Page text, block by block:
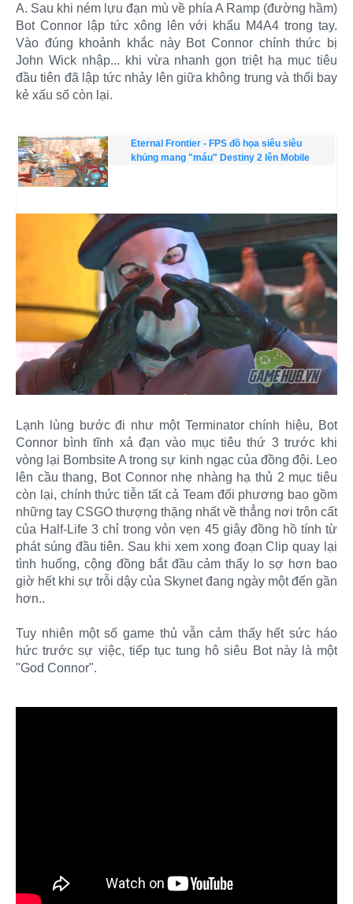
A. Sau khi ném lựu đạn mù về phía A Ramp (đường hầm)
Bot Connor lập tức xông lên với khẩu M4A4 trong tay.
Vào đúng khoảnh khắc này Bot Connor chính thức bị
John Wick nhập... khi vừa nhanh gọn triệt hạ mục tiêu
đầu tiên đã lập tức nhảy lên giữa không trung và thổi bay
kẻ xấu số còn lại.
Eternal Frontier - FPS đồ họa siêu siêu
khủng mang "máu" Destiny 2 lên Mobile
Lạnh lùng bước đi như một Terminator chính hiệu, Bot
Connor bình tĩnh xả đạn vào mục tiêu thứ 3 trước khi
vòng lại Bombsite A trong sự kinh ngạc của đồng đội. Leo
lên cầu thang, Bot Connor nhẹ nhàng hạ thủ 2 mục tiêu
còn lại, chính thức tiễn tất cả Team đối phương bao gồm
những tay CSGO thượng thặng nhất về thẳng nơi trôn cất
của Half-Life 3 chỉ trong vỏn vẹn 45 giây đồng hồ tính từ
phát súng đầu tiên. Sau khi xem xong đoạn Clip quay lại
tình huống, cộng đồng bắt đầu cảm thấy lo sợ hơn bao
giờ hết khi sự trỗi dậy của Skynet đang ngày một đến gần
hơn..
Tuy nhiên một số game thủ vẫn cảm thấy hết sức háo
hức trước sự việc, tiếp tục tung hô siêu Bot này là một
"God Connor".